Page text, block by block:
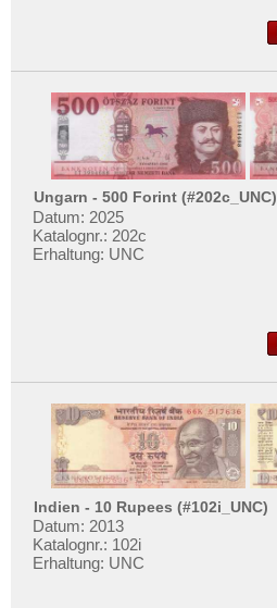
Ungarn - 500 Forint (#202c_UNC)
Datum: 2025
Katalognr.: 202c
Erhaltung: UNC
Indien - 10 Rupees (#102i_UNC)
Datum: 2013
Katalognr.: 102i
Erhaltung: UNC